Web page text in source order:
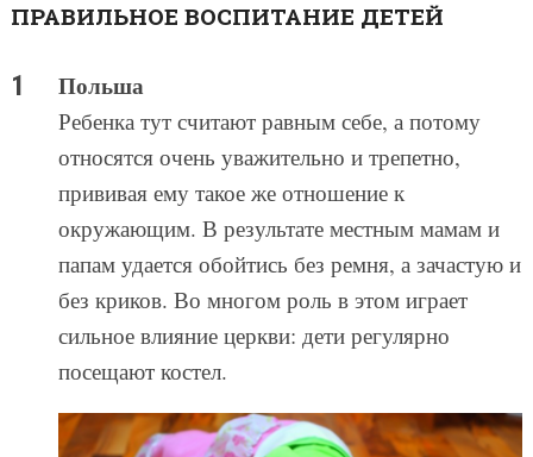
ПРАВИЛЬНОЕ ВОСПИТАНИЕ ДЕТЕЙ
Польша
Ребенка тут считают равным себе, а потому
относятся очень уважительно и трепетно,
прививая ему такое же отношение к
окружающим. В результате местным мамам и
папам удается обойтись без ремня, а зачастую и
без криков. Во многом роль в этом играет
сильное влияние церкви: дети регулярно
посещают костел.